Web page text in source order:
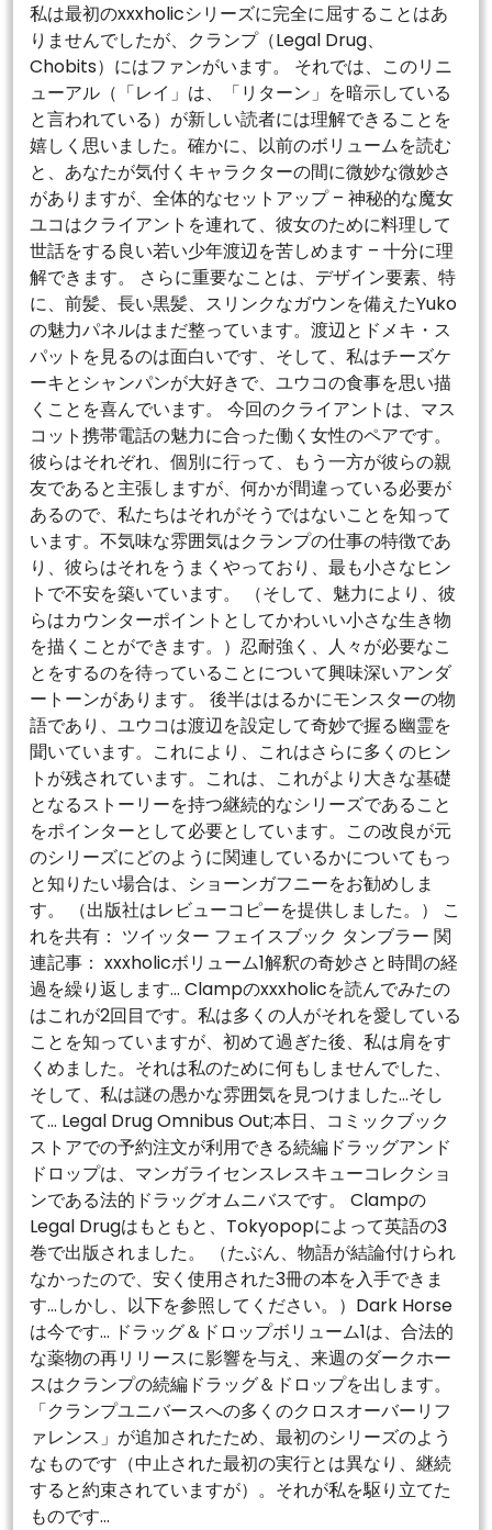
私は最初のxxxholicシリーズに完全に屈することはあ
りませんでしたが、クランプ（Legal Drug、
Chobits）にはファンがいます。 それでは、このリニ
ューアル（「レイ」は、「リターン」を暗示している
と言われている）が新しい読者には理解できることを
嬉しく思いました。確かに、以前のボリュームを読む
と、あなたが気付くキャラクターの間に微妙な微妙さ
がありますが、全体的なセットアップ – 神秘的な魔女
ユコはクライアントを連れて、彼女のために料理して
世話をする良い若い少年渡辺を苦しめます – 十分に理
解できます。 さらに重要なことは、デザイン要素、特
に、前髪、長い黒髪、スリンクなガウンを備えたYuko
の魅力パネルはまだ整っています。渡辺とドメキ・ス
パットを見るのは面白いです、そして、私はチーズケ
ーキとシャンパンが大好きで、ユウコの食事を思い描
くことを喜んでいます。 今回のクライアントは、マス
コット携帯電話の魅力に合った働く女性のペアです。
彼らはそれぞれ、個別に行って、もう一方が彼らの親
友であると主張しますが、何かが間違っている必要が
あるので、私たちはそれがそうではないことを知って
います。不気味な雰囲気はクランプの仕事の特徴であ
り、彼らはそれをうまくやっており、最も小さなヒン
トで不安を築いています。 （そして、魅力により、彼
らはカウンターポイントとしてかわいい小さな生き物
を描くことができます。）忍耐強く、人々が必要なこ
とをするのを待っていることについて興味深いアンダ
ートーンがあります。 後半ははるかにモンスターの物
語であり、ユウコは渡辺を設定して奇妙で握る幽霊を
聞いています。これにより、これはさらに多くのヒン
トが残されています。これは、これがより大きな基礎
となるストーリーを持つ継続的なシリーズであること
をポインターとして必要としています。この改良が元
のシリーズにどのように関連しているかについてもっ
と知りたい場合は、ショーンガフニーをお勧めしま
す。 （出版社はレビューコピーを提供しました。） こ
れを共有： ツイッター フェイスブック タンブラー 関
連記事： xxxholicボリューム1解釈の奇妙さと時間の経
過を繰り返します… Clampのxxxholicを読んでみたの
はこれが2回目です。私は多くの人がそれを愛している
ことを知っていますが、初めて過ぎた後、私は肩をす
くめました。それは私のために何もしませんでした、
そして、私は謎の愚かな雰囲気を見つけました…そし
て… Legal Drug Omnibus Out;本日、コミックブック
ストアでの予約注文が利用できる続編ドラッグアンド
ドロップは、マンガライセンスレスキューコレクショ
ンである法的ドラッグオムニバスです。 Clampの
Legal Drugはもともと、Tokyopopによって英語の3
巻で出版されました。 （たぶん、物語が結論付けられ
なかったので、安く使用された3冊の本を入手できま
す…しかし、以下を参照してください。）Dark Horse
は今です… ドラッグ＆ドロップボリューム1は、合法的
な薬物の再リリースに影響を与え、来週のダークホー
スはクランプの続編ドラッグ＆ドロップを出します。
「クランプユニバースへの多くのクロスオーバーリフ
ァレンス」が追加されたため、最初のシリーズのよう
なものです（中止された最初の実行とは異なり、継続
すると約束されていますが）。それが私を駆り立てた
ものです…